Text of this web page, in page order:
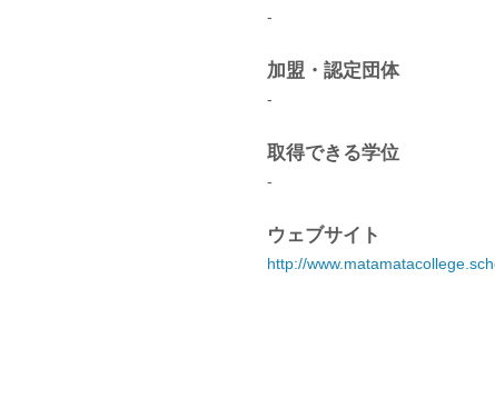
-
加盟・認定団体
-
取得できる学位
-
ウェブサイト
http://